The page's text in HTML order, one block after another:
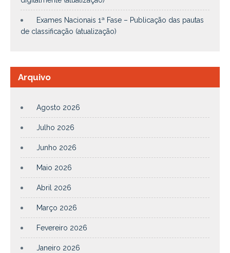
Exames Nacionais 1ª Fase – Publicação das pautas
de classificação (atualização)
Arquivo
Agosto 2026
Julho 2026
Junho 2026
Maio 2026
Abril 2026
Março 2026
Fevereiro 2026
Janeiro 2026